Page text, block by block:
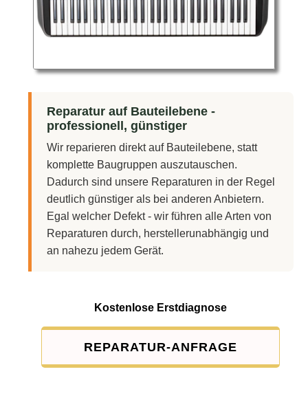
Reparatur auf Bauteilebene -
professionell, günstiger
Wir reparieren direkt auf Bauteilebene, statt
komplette Baugruppen auszutauschen.
Dadurch sind unsere Reparaturen in der Regel
deutlich günstiger als bei anderen Anbietern.
Egal welcher Defekt - wir führen alle Arten von
Reparaturen durch, herstellerunabhängig und
an nahezu jedem Gerät.
Kostenlose Erstdiagnose
REPARATUR-ANFRAGE